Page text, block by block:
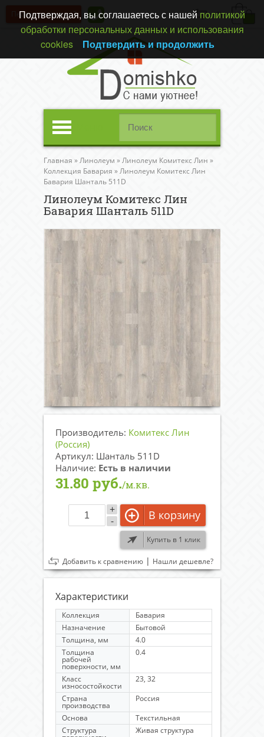
(0)
Перезвонить вам?
Главная »Линолеум »Линолеум Комитекс Лин »
Коллекция Бавария »Линолеум Комитекс Лин
Бавария Шанталь 511D
Линолеум Комитекс Лин
Бавария Шанталь 511D
Производитель: Комитекс Лин
(Россия)
Артикул: Шанталь 511D
Наличие: Есть в наличии
31.80 руб./м.кв.
-
+ В корзину
Купить в 1 клик
Добавить к сравнению | Нашли дешевле?
Характеристики
Коллекция
Бавария
Назначение
Бытовой
Толщина, мм
4.0
Толщина
рабочей
поверхности, мм
0.4
Класс
износостойкости
23, 32
Страна
производства
Россия
Основа
Текстильная
Структура
Живая структура
Подтверждая, вы соглашаетесь с нашей политикой
обработки персональных данных и использования
cookies
Подтвердить и продолжить